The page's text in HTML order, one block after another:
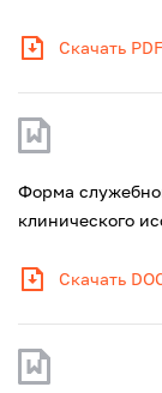
Скачать PDF
Форма
клинического
Скачать